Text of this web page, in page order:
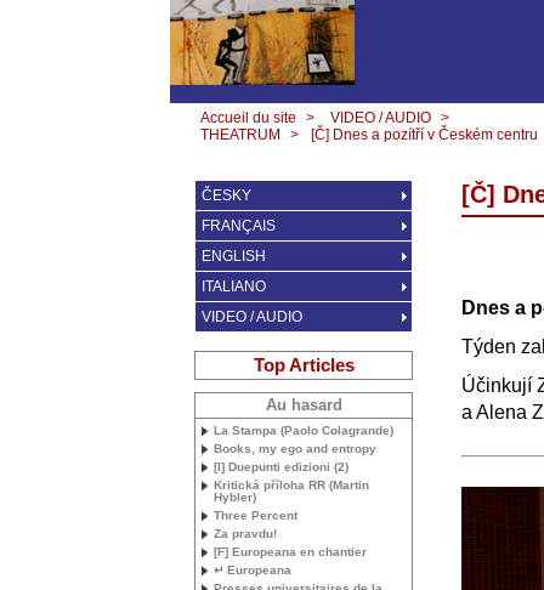
Accueil du site > VIDEO / AUDIO >
THEATRUM
> [Č] Dnes a pozítří v Českém centru
[Č]
Dnes a
Týden
Účinkují
a Alena
ČESKY
FRANÇAIS
ENGLISH
ITALIANO
VIDEO / AUDIO
Top Articles
Au hasard
La Stampa (Paolo Colagrande)
Books, my ego and entropy
[I] Duepunti edizioni (2)
Kritická příloha RR (Martin
Hybler)
Three Percent
Za pravdu!
[F] Europeana en chantier
↵ Europeana